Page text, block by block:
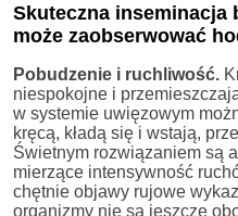
Skuteczna inseminacja
może zaobserwować
Pobudzenie i ruchliwość.
niespokojne i
w systemie uwięzowym
kręcą, kładą się i wstają,
Świetnym rozwiązaniem są
mierzące intensywność
chętnie objawy rujowe
organizmy nie są jeszcze